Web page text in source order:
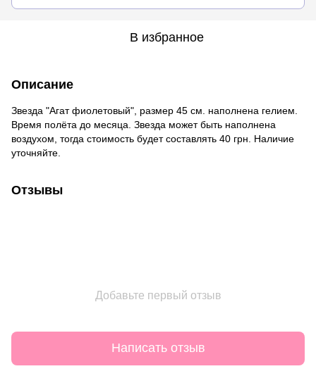
В избранное
Описание
Звезда "Агат фиолетовый", размер 45 см. наполнена гелием.
Время полёта до месяца. Звезда может быть наполнена
воздухом, тогда стоимость будет составлять 40 грн. Наличие
уточняйте.
Отзывы
Добавьте первый отзыв
Написать отзыв